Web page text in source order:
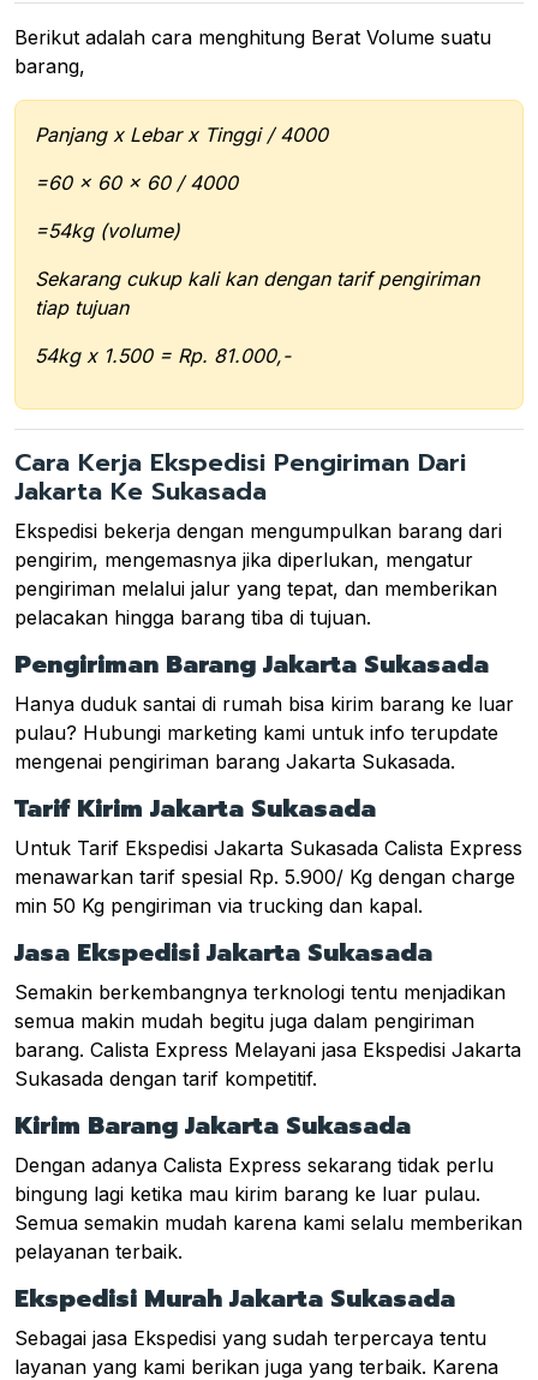
Berikut adalah cara menghitung Berat Volume suatu
barang,
Panjang x Lebar x Tinggi / 4000
=60 x 60 x 60 / 4000
=54kg (volume)
Sekarang cukup kali kan dengan tarif pengiriman
tiap tujuan
54kg x 1.500 = Rp. 81.000,-
Cara Kerja Ekspedisi Pengiriman Dari
Jakarta Ke Sukasada
Ekspedisi bekerja dengan mengumpulkan barang dari
pengirim, mengemasnya jika diperlukan, mengatur
pengiriman melalui jalur yang tepat, dan memberikan
pelacakan hingga barang tiba di tujuan.
Pengiriman Barang Jakarta Sukasada
Hanya duduk santai di rumah bisa kirim barang ke luar
pulau? Hubungi marketing kami untuk info terupdate
mengenai pengiriman barang Jakarta Sukasada.
Tarif Kirim Jakarta Sukasada
Untuk Tarif Ekspedisi Jakarta Sukasada Calista Express
menawarkan tarif spesial Rp. 5.900/ Kg dengan charge
min 50 Kg pengiriman via trucking dan kapal.
Jasa Ekspedisi Jakarta Sukasada
Semakin berkembangnya terknologi tentu menjadikan
semua makin mudah begitu juga dalam pengiriman
barang. Calista Express Melayani jasa Ekspedisi Jakarta
Sukasada dengan tarif kompetitif.
Kirim Barang Jakarta Sukasada
Dengan adanya Calista Express sekarang tidak perlu
bingung lagi ketika mau kirim barang ke luar pulau.
Semua semakin mudah karena kami selalu memberikan
pelayanan terbaik.
Ekspedisi Murah Jakarta Sukasada
Sebagai jasa Ekspedisi yang sudah terpercaya tentu
layanan yang kami berikan juga yang terbaik. Karena